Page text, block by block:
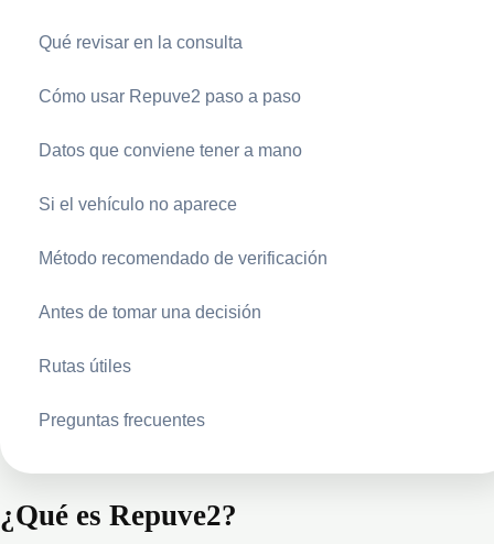
Qué revisar en la consulta
Cómo usar Repuve2 paso a paso
Datos que conviene tener a mano
Si el vehículo no aparece
Método recomendado de verificación
Antes de tomar una decisión
Rutas útiles
Preguntas frecuentes
¿Qué es Repuve2?